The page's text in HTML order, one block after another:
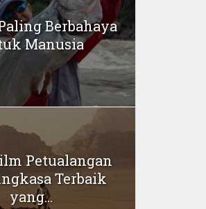
Berbahaya
Manusia
Petualangan
Terbaik
yang...